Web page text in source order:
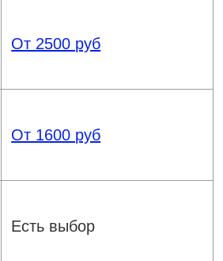
От 2500 руб
От 1600 руб
Есть выбор